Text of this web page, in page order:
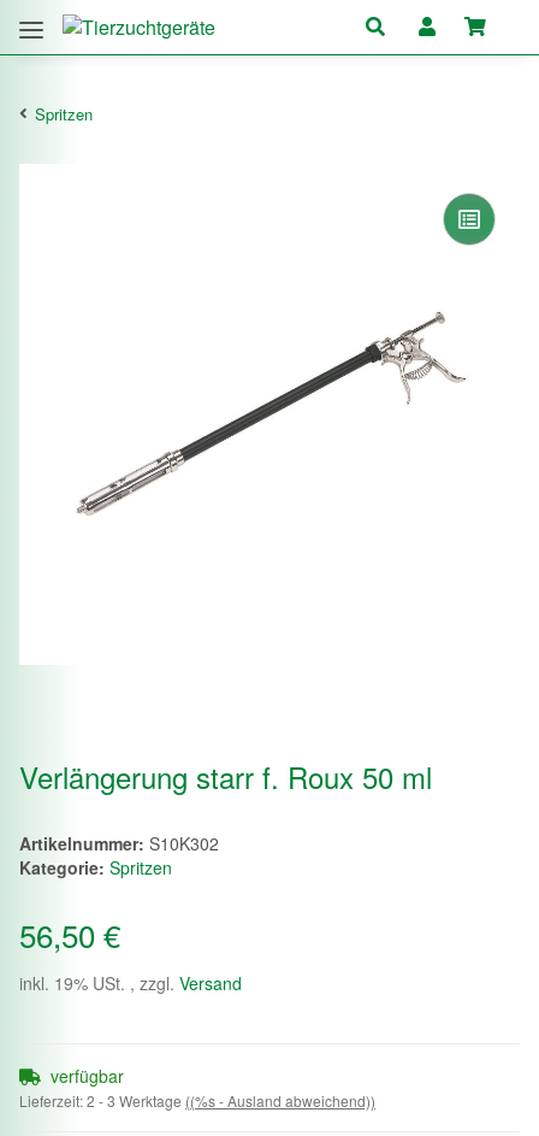
Spritzen
Verlängerung starr f. Roux 50 ml
Artikelnummer: S10K302
Kategorie: Spritzen
56,50 €
inkl. 19% USt. , zzgl. Versand
verfügbar
Lieferzeit:2 - 3 Werktage ((%s - Ausland abweichend))